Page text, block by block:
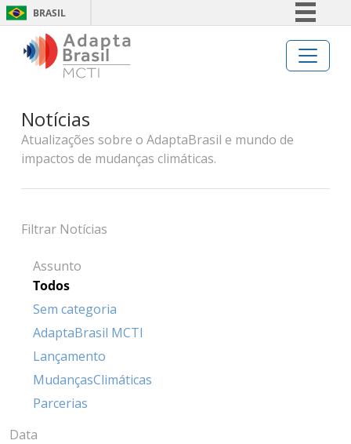
BRASIL
Legislação
Notícias
Atualizações sobre o AdaptaBrasil e mundo de
impactos de mudanças climáticas.
Filtrar Notícias
Assunto
Todos
Sem categoria
AdaptaBrasil MCTI
Lançamento
MudançasClimáticas
Parcerias
Data